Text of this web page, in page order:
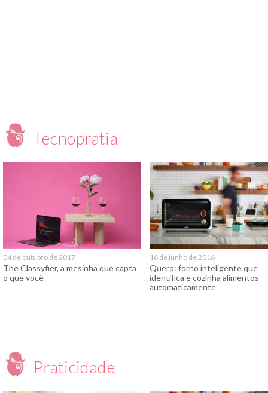
Tecnopratia
04 de outubro de 2017
The Classyfier, a mesinha que capta
o que você
16 de junho de 2016
Quero: forno inteligente que
identifica e cozinha alimentos
automaticamente
Praticidade